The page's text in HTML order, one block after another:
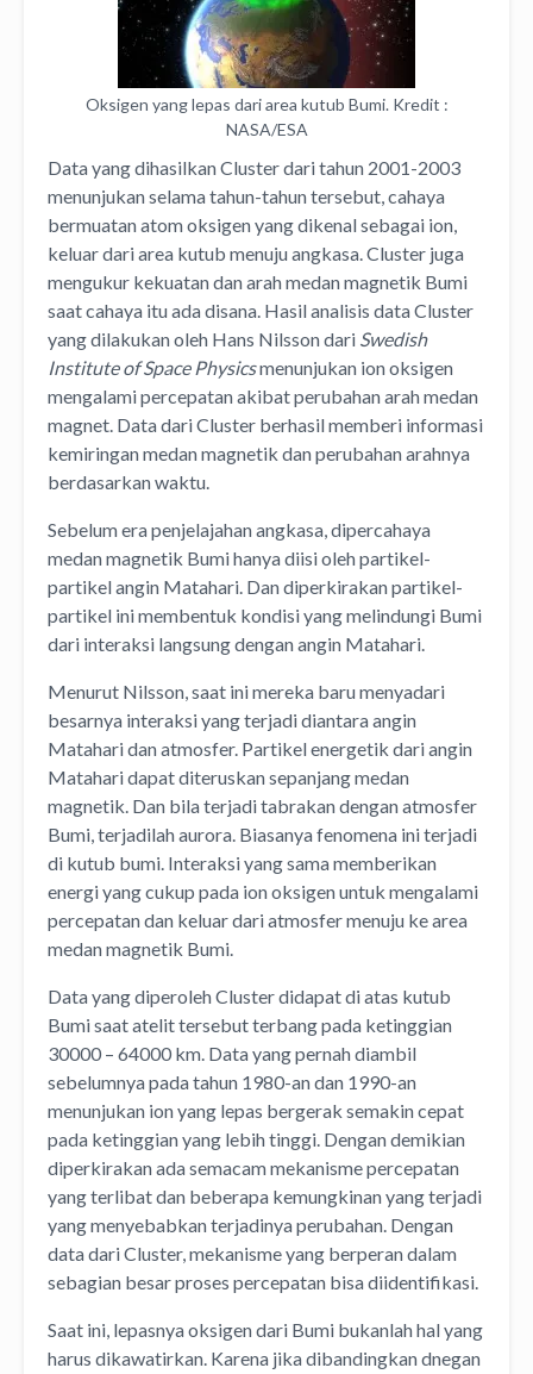
Oksigen yang lepas dari area kutub Bumi. Kredit :
NASA/ESA
Data yang dihasilkan Cluster dari tahun 2001-2003
menunjukan selama tahun-tahun tersebut, cahaya
bermuatan atom oksigen yang dikenal sebagai ion,
keluar dari area kutub menuju angkasa. Cluster juga
mengukur kekuatan dan arah medan magnetik Bumi
saat cahaya itu ada disana. Hasil analisis data Cluster
yang dilakukan oleh Hans Nilsson dari Swedish
Institute of Space Physicsmenunjukan ion oksigen
mengalami percepatan akibat perubahan arah medan
magnet. Data dari Cluster berhasil memberi informasi
kemiringan medan magnetik dan perubahan arahnya
berdasarkan waktu.
Sebelum era penjelajahan angkasa, dipercahaya
medan magnetik Bumi hanya diisi oleh partikel-
partikel angin Matahari. Dan diperkirakan partikel-
partikel ini membentuk kondisi yang melindungi Bumi
dari interaksi langsung dengan angin Matahari.
Menurut Nilsson, saat ini mereka baru menyadari
besarnya interaksi yang terjadi diantara angin
Matahari dan atmosfer. Partikel energetik dari angin
Matahari dapat diteruskan sepanjang medan
magnetik. Dan bila terjadi tabrakan dengan atmosfer
Bumi, terjadilah aurora. Biasanya fenomena ini terjadi
di kutub bumi. Interaksi yang sama memberikan
energi yang cukup pada ion oksigen untuk mengalami
percepatan dan keluar dari atmosfer menuju ke area
medan magnetik Bumi.
Data yang diperoleh Cluster didapat di atas kutub
Bumi saat atelit tersebut terbang pada ketinggian
30000 – 64000 km. Data yang pernah diambil
sebelumnya pada tahun 1980-an dan 1990-an
menunjukan ion yang lepas bergerak semakin cepat
pada ketinggian yang lebih tinggi. Dengan demikian
diperkirakan ada semacam mekanisme percepatan
yang terlibat dan beberapa kemungkinan yang terjadi
yang menyebabkan terjadinya perubahan. Dengan
data dari Cluster, mekanisme yang berperan dalam
sebagian besar proses percepatan bisa diidentifikasi.
Saat ini, lepasnya oksigen dari Bumi bukanlah hal yang
harus dikawatirkan. Karena jika dibandingkan dnegan